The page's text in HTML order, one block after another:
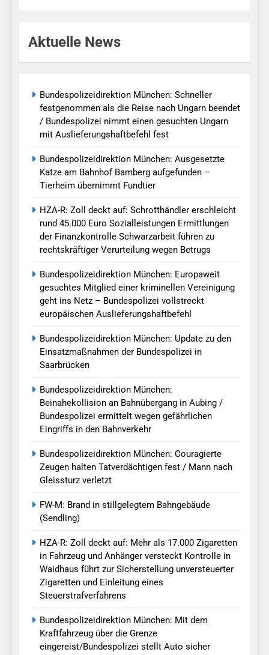
Aktuelle News
Bundespolizeidirektion München: Schneller
festgenommen als die Reise nach Ungarn beendet
/ Bundespolizei nimmt einen gesuchten Ungarn
mit Auslieferungshaftbefehl fest
Bundespolizeidirektion München: Ausgesetzte
Katze am Bahnhof Bamberg aufgefunden –
Tierheim übernimmt Fundtier
HZA-R: Zoll deckt auf: Schrotthändler erschleicht
rund 45.000 Euro Sozialleistungen Ermittlungen
der Finanzkontrolle Schwarzarbeit führen zu
rechtskräftiger Verurteilung wegen Betrugs
Bundespolizeidirektion München: Europaweit
gesuchtes Mitglied einer kriminellen Vereinigung
geht ins Netz – Bundespolizei vollstreckt
europäischen Auslieferungshaftbefehl
Bundespolizeidirektion München: Update zu den
Einsatzmaßnahmen der Bundespolizei in
Saarbrücken
Bundespolizeidirektion München:
Beinahekollision an Bahnübergang in Aubing /
Bundespolizei ermittelt wegen gefährlichen
Eingriffs in den Bahnverkehr
Bundespolizeidirektion München: Couragierte
Zeugen halten Tatverdächtigen fest / Mann nach
Gleissturz verletzt
FW-M: Brand in stillgelegtem Bahngebäude
(Sendling)
HZA-R: Zoll deckt auf: Mehr als 17.000 Zigaretten
in Fahrzeug und Anhänger versteckt Kontrolle in
Waidhaus führt zur Sicherstellung unversteuerter
Zigaretten und Einleitung eines
Steuerstrafverfahrens
Bundespolizeidirektion München: Mit dem
Kraftfahrzeug über die Grenze
eingereist/Bundespolizei stellt Auto sicher